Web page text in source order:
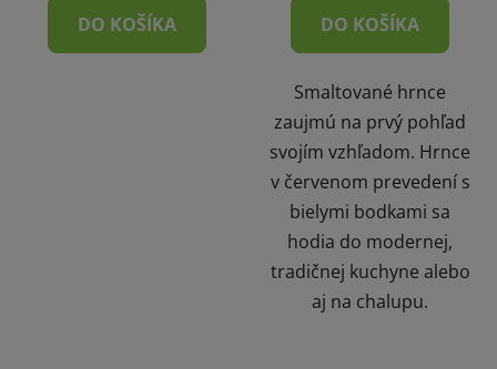
DO KOŠÍKA DO KOŠÍKA
Smaltované hrnce
zaujmú na prvý pohľad
svojím vzhľadom. Hrnce
v červenom prevedení s
bielymi bodkami sa
hodia do modernej,
tradičnej kuchyne alebo
aj na chalupu.